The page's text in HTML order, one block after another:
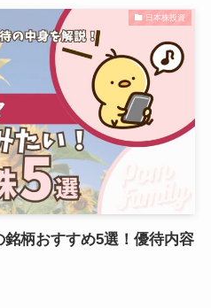
日本株投資
銘柄おすすめ5選！優待内容